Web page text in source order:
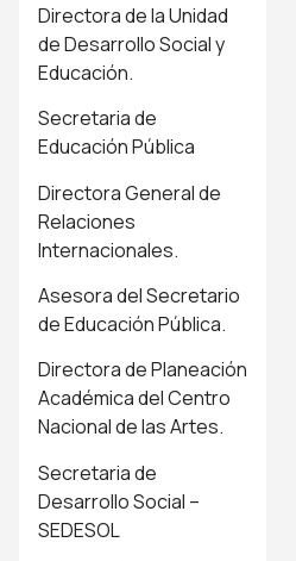
Directora de la Unidad
de Desarrollo Social y
Educación.
Secretaria de
Educación Pública
Directora General de
Relaciones
Internacionales.
Asesora del Secretario
de Educación Pública.
Directora de Planeación
Académica del Centro
Nacional de las Artes.
Secretaria de
Desarrollo Social –
SEDESOL